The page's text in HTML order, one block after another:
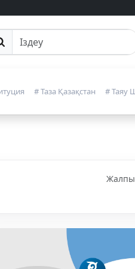
іздеу
# Таза Қазақстан # Таяу